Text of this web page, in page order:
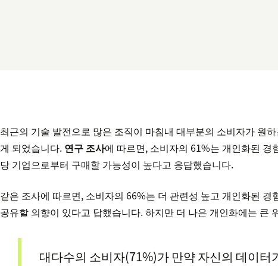
최근의 기술 발전으로 많은 조직이 마침내 대부분의 소비자가 원
게 되었습니다. 연구 조사에 따르면, 소비자의 61%는 개인화된 경
당 기업으로부터 구매할 가능성이 높다고 응답했습니다.
같은 조사에 따르면, 소비자의 66%는 더 관련성 높고 개인화된 경
공유할 의향이 있다고 답했습니다. 하지만 더 나은 개인화에는 큰
대다수의 소비자(71%)가 만약 자신의 데이터